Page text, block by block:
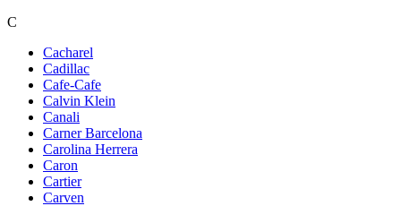
C
Cacharel
Cadillac
Cafe-Cafe
Calvin Klein
Canali
Carner Barcelona
Carolina Herrera
Caron
Cartier
Carven